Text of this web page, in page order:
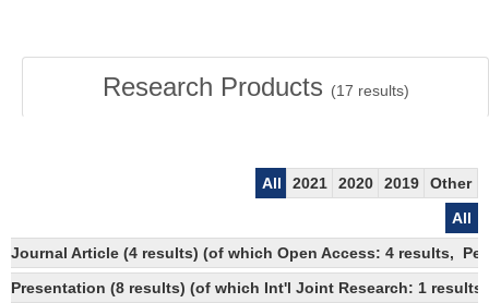
Research Products (17 results)
All 2021 2020 2019
Other
All
Journal Article (4 results) (of which Open Access: 4 results,
Presentation (8 results) (of which Int'l Joint Research: 1